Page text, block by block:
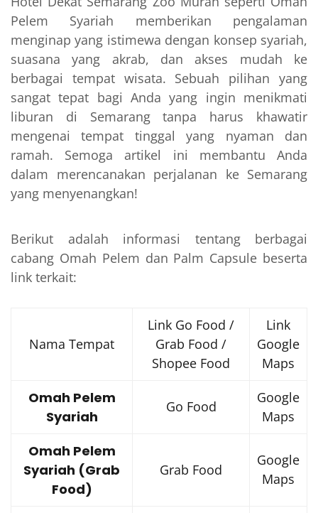
Pelem Syariah memberikan pengalaman
menginap yang istimewa dengan konsep syariah,
suasana yang akrab, dan akses mudah ke
berbagai tempat wisata. Sebuah pilihan yang
sangat tepat bagi Anda yang ingin menikmati
liburan di Semarang tanpa harus khawatir
mengenai tempat tinggal yang nyaman dan
ramah. Semoga artikel ini membantu Anda
dalam merencanakan perjalanan ke Semarang
yang menyenangkan!
Berikut adalah informasi tentang berbagai
cabang Omah Pelem dan Palm Capsule beserta
link terkait:
Nama Tempat
Link Go Food /
Grab Food /
Shopee Food
Link
Google
Maps
Omah Pelem
Syariah
Go Food
Google
Maps
Omah Pelem
Syariah (Grab
Food)
Grab Food
Google
Maps